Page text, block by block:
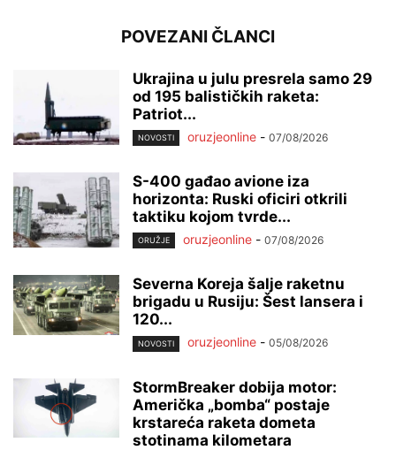
POVEZANI ČLANCI
Ukrajina u julu presrela samo 29
od 195 balističkih raketa:
Patriot...
NOVOSTI oruzjeonline - 07/08/2026
S-400 gađao avione iza
horizonta: Ruski oficiri otkrili
taktiku kojom tvrde...
ORUŽJE oruzjeonline - 07/08/2026
Severna Koreja šalje raketnu
brigadu u Rusiju: Šest lansera i
120...
NOVOSTI oruzjeonline - 05/08/2026
StormBreaker dobija motor:
Američka „bomba“ postaje
krstareća raketa dometa
stotinama kilometara